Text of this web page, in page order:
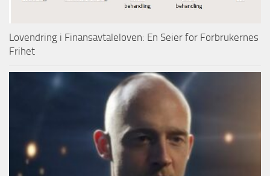
Lovendring i Finansavtaleloven: En Seier for Forbrukernes
Frihet